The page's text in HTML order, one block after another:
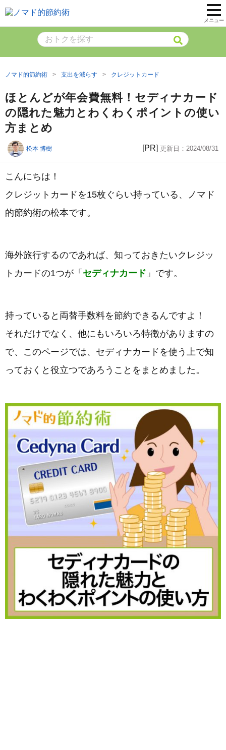
メニュー
ノマド的節約術 支出を減らす クレジットカード
ほとんどが年会費無料！セディナカード
の隠れた魅力とわくわくポイントの使い
方まとめ
松本 博樹 [PR] 更新日： 2024/08/31
こんにちは！
クレジットカードを15枚ぐらい持っている、ノマド
的節約術の松本です。
海外旅行するのであれば、知っておきたいクレジッ
トカードの1つが「 セディナカード 」です。
持っていると両替手数料を節約できるんですよ！
それだけでなく、他にもいろいろ特徴がありますの
で、このページでは、セディナカードを使う上で知
っておくと役立つであろうことをまとめました。